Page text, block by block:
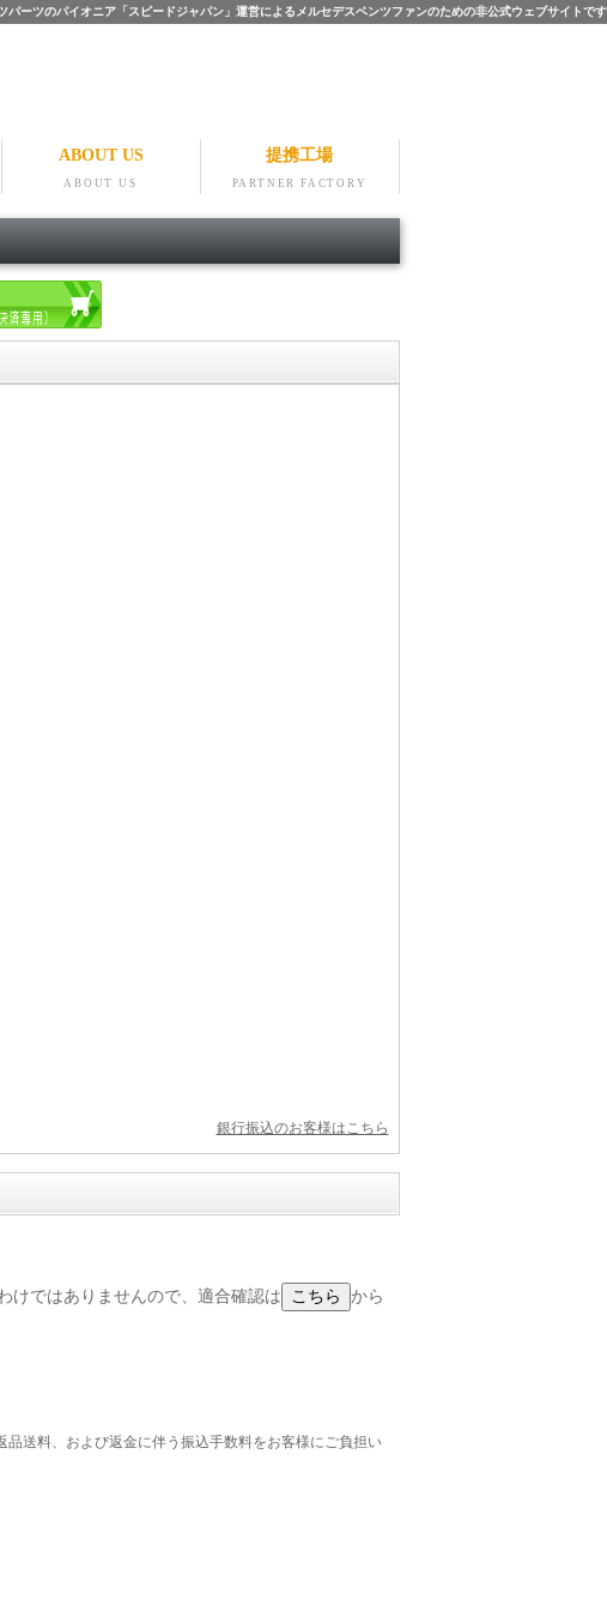
パーツのパイオニア「スピードジャパン」運営によるメルセデスベンツファンのための非公式ウェブサイトです
ABOUT US
ABOUT US
提携工場
PARTNER FACTORY
銀行振込のお客様はこちら
けではありませんので、適合確認は
から
品送料、および返金に伴う振込手数料をお客様にご負担い